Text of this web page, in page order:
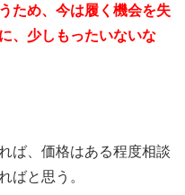
ため、今は履く機会を失
、少しもったいないな
ば、価格はある程度相談
ばと思う。